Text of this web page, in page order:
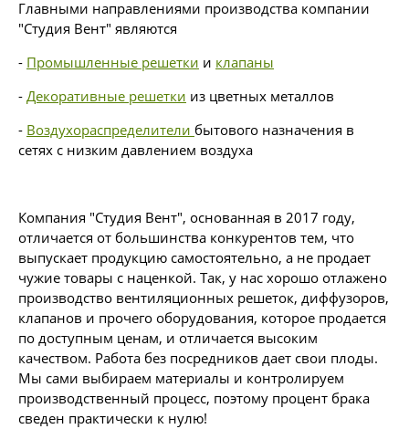
Главными направлениями производства компании
"Студия Вент" являются
- Промышленные решетки и клапаны
- Декоративные решетки из цветных металлов
- Воздухораспределители бытового назначения в
сетях с низким давлением воздуха
Компания "Студия Вент", основанная в 2017 году,
отличается от большинства конкурентов тем, что
выпускает продукцию самостоятельно, а не продает
чужие товары с наценкой. Так, у нас хорошо отлажено
производство вентиляционных решеток, диффузоров,
клапанов и прочего оборудования, которое продается
по доступным ценам, и отличается высоким
качеством. Работа без посредников дает свои плоды.
Мы сами выбираем материалы и контролируем
производственный процесс, поэтому процент брака
сведен практически к нулю!